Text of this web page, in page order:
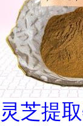
灵芝提